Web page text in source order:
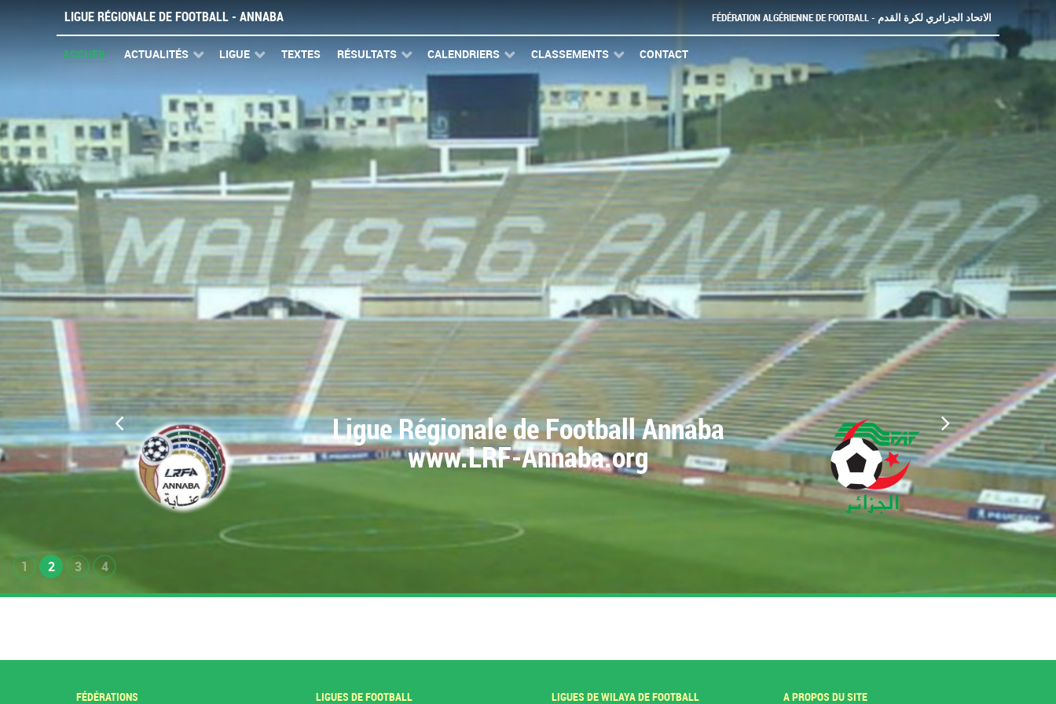
LIGUE RÉGIONALE DE FOOTBALL - ANNABA FÉDÉRATION ALGÉRIENNE DE FOOTBALL - الاتحاد الجزائري لكرة القدم
ACCUEIL ACTUALITÉS LIGUE TEXTES RÉSULTATS CALENDRIERS CLASSEMENTS CONTACT
Ligue Régionale de Football Annaba
www.LRF-Annaba.org
1 2 3 4
FÉDÉRATIONS LIGUES DE FOOTBALL LIGUES DE WILAYA DE FOOTBALL A PROPOS DU SITE